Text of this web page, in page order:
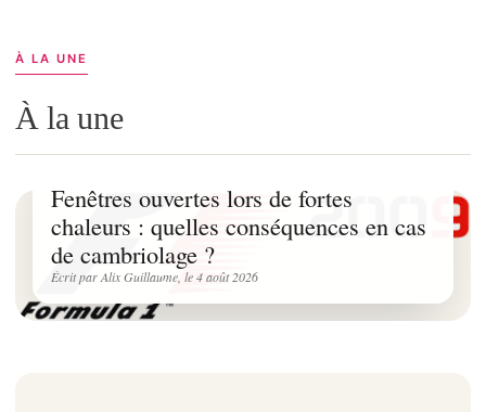
À LA UNE
À la une
Fenêtres ouvertes lors de fortes
chaleurs : quelles conséquences en cas
de cambriolage ?
Écrit par Alix Guillaume, le 4 août 2026